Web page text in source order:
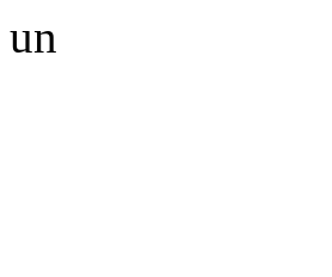
un